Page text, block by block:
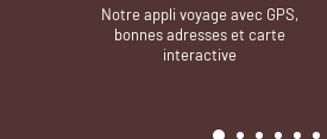
Notre appli voyage avec GPS,
bonnes adresses et carte
interactive